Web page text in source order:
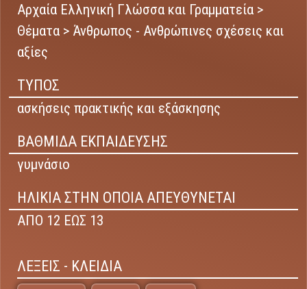
Αρχαία Ελληνική Γλώσσα και Γραμματεία >
Θέματα > Άνθρωπος - Ανθρώπινες σχέσεις και
αξίες
ΤΥΠΟΣ
ασκήσεις πρακτικής και εξάσκησης
ΒΑΘΜΙΔΑ ΕΚΠΑΙΔΕΥΣΗΣ
γυμνάσιο
ΗΛΙΚΙΑ ΣΤΗΝ ΟΠΟΙΑ ΑΠΕΥΘΥΝΕΤΑΙ
ΑΠΟ 12 ΕΩΣ 13
ΛΕΞΕΙΣ - ΚΛΕΙΔΙΑ